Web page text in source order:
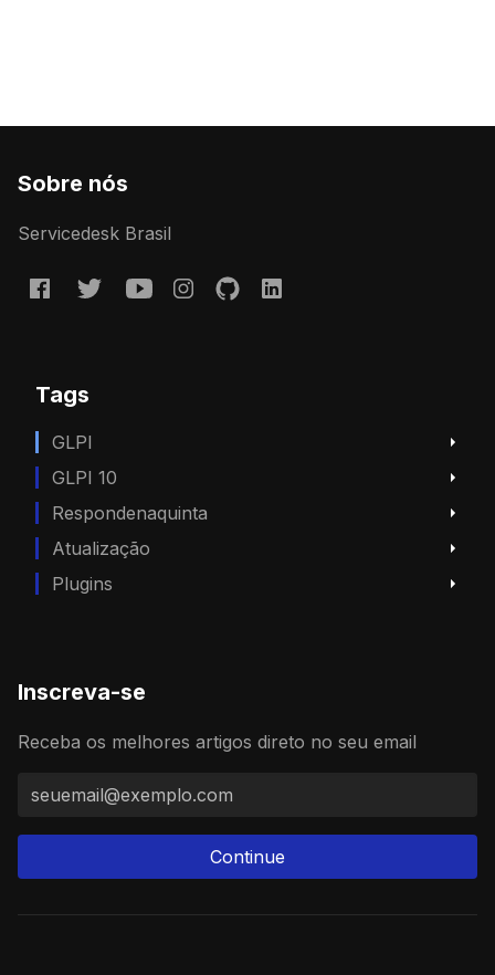
Sobre nós
Servicedesk Brasil
Tags
GLPI
GLPI 10
Respondenaquinta
Atualização
Plugins
Inscreva-se
Receba os melhores artigos direto no seu email
Continue